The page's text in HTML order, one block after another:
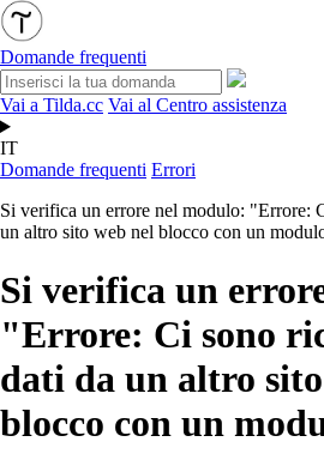
Domande frequenti
Vai a Tilda.cc Vai al Centro assistenza
IT
Domande frequenti Errori
Si verifica un errore nel modulo: "Errore:
un altro sito web nel blocco con un
Si verifica un
"Errore: Ci sono
dati da un altro
blocco con un